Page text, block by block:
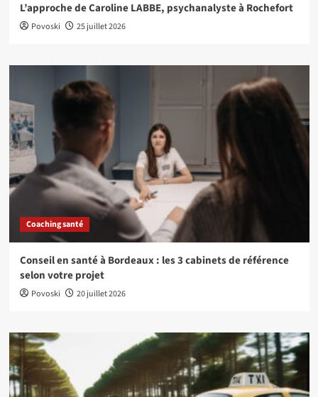
L’approche de Caroline LABBE, psychanalyste à Rochefort
Povoski 25 juillet 2026
Coaching santé
Conseil en santé à Bordeaux : les 3 cabinets de référence
selon votre projet
Povoski 20 juillet 2026